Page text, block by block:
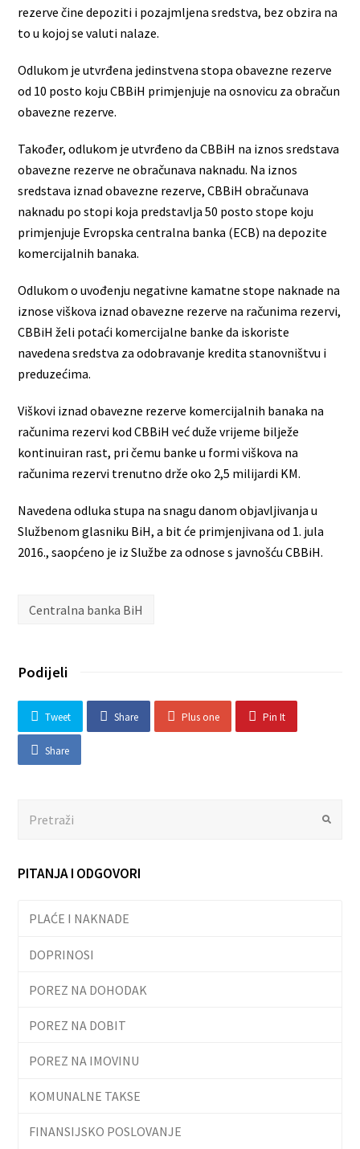
rezerve čine depoziti i pozajmljena sredstva, bez obzira na
to u kojoj se valuti nalaze.
Odlukom je utvrđena jedinstvena stopa obavezne rezerve
od 10 posto koju CBBiH primjenjuje na osnovicu za obračun
obavezne rezerve.
Također, odlukom je utvrđeno da CBBiH na iznos sredstava
obavezne rezerve ne obračunava naknadu. Na iznos
sredstava iznad obavezne rezerve, CBBiH obračunava
naknadu po stopi koja predstavlja 50 posto stope koju
primjenjuje Evropska centralna banka (ECB) na depozite
komercijalnih banaka.
Odlukom o uvođenju negativne kamatne stope naknade na
iznose viškova iznad obavezne rezerve na računima rezervi,
CBBiH želi potaći komercijalne banke da iskoriste
navedena sredstva za odobravanje kredita stanovništvu i
preduzećima.
Viškovi iznad obavezne rezerve komercijalnih banaka na
računima rezervi kod CBBiH već duže vrijeme bilježe
kontinuiran rast, pri čemu banke u formi viškova na
računima rezervi trenutno drže oko 2,5 milijardi KM.
Navedena odluka stupa na snagu danom objavljivanja u
Službenom glasniku BiH, a bit će primjenjivana od 1. jula
2016., saopćeno je iz Službe za odnose s javnošću CBBiH.
Centralna banka BiH
Podijeli
Tweet Share Plus one Pin It
Share
Submit
PITANJA I ODGOVORI
PLAĆE I NAKNADE
DOPRINOSI
POREZ NA DOHODAK
POREZ NA DOBIT
POREZ NA IMOVINU
KOMUNALNE TAKSE
FINANSIJSKO POSLOVANJE